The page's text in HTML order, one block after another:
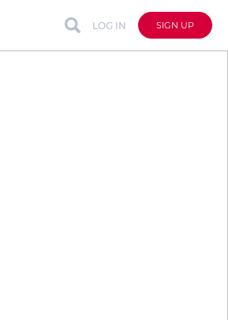
LOG IN SIGN UP